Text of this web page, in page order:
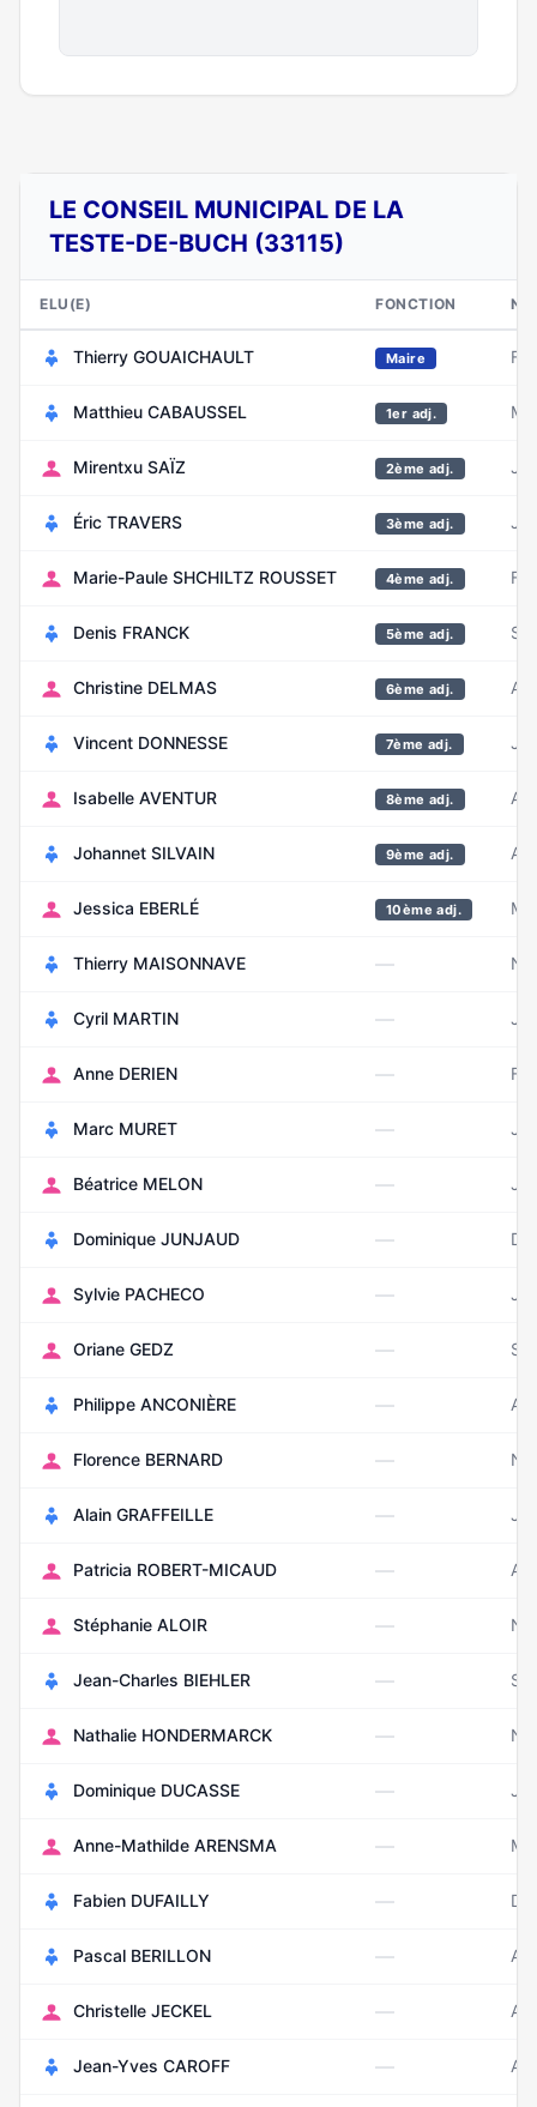
LE CONSEIL MUNICIPAL DE LA
TESTE-DE-BUCH (33115)
ELU(E) FONCTION
Thierry GOUAICHAULT Maire
Matthieu CABAUSSEL 1er adj.
Mirentxu SAÏZ 2ème adj.
Éric TRAVERS 3ème adj.
Marie-Paule SHCHILTZ ROUSSET 4ème adj.
Denis FRANCK 5ème adj.
Christine DELMAS 6ème adj.
Vincent DONNESSE 7ème adj.
Isabelle AVENTUR 8ème adj.
Johannet SILVAIN 9ème adj.
Jessica EBERLÉ 10ème adj.
Thierry MAISONNAVE —
Cyril MARTIN —
Anne DERIEN —
Marc MURET —
Béatrice MELON —
Dominique JUNJAUD —
Sylvie PACHECO —
Oriane GEDZ —
Philippe ANCONIÈRE —
Florence BERNARD —
Alain GRAFFEILLE —
Patricia ROBERT-MICAUD —
Stéphanie ALOIR —
Jean-Charles BIEHLER —
Nathalie HONDERMARCK —
Dominique DUCASSE —
Anne-Mathilde ARENSMA —
Fabien DUFAILLY —
Pascal BERILLON —
Christelle JECKEL —
Jean-Yves CAROFF —